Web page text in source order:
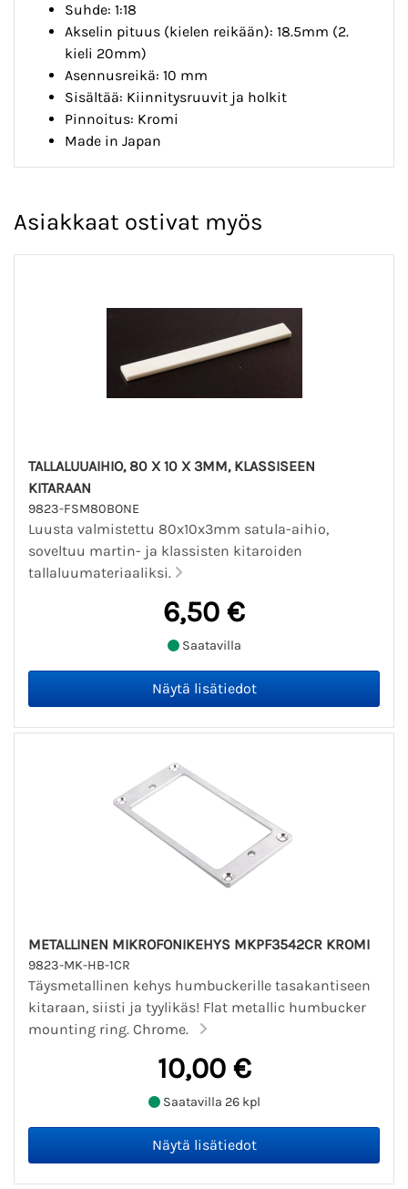
Suhde: 1:18
Akselin pituus (kielen reikään): 18.5mm (2.
kieli 20mm)
Asennusreikä: 10 mm
Sisältää: Kiinnitysruuvit ja holkit
Pinnoitus: Kromi
Made in Japan
Asiakkaat ostivat myös
TALLALUUAIHIO, 80 X 10 X 3MM, KLASSISEEN
KITARAAN
9823-FSM80BONE
Luusta valmistettu 80x10x3mm satula-aihio,
soveltuu martin- ja klassisten kitaroiden
tallaluumateriaaliksi.
6,50 €
Saatavilla
METALLINEN MIKROFONIKEHYS MKPF3542CR KROMI
9823-MK-HB-1CR
Täysmetallinen kehys humbuckerille tasakantiseen
kitaraan, siisti ja tyylikäs! Flat metallic humbucker
mounting ring. Chrome.
10,00 €
Saatavilla 26 kpl